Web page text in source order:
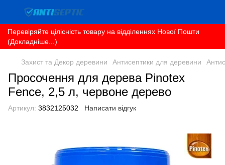
Перевіряйте цілісність товару на відділеннях Нової Пошти
(Докладніше...)
Захист та Декор деревини Антисептики для деревини
Просочення для дерева Pinotex
Fence, 2,5 л, червоне дерево
Артикул: 3832125032 Написати відгук